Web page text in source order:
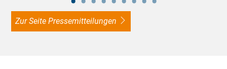
zur Seite Pressemitteilungen